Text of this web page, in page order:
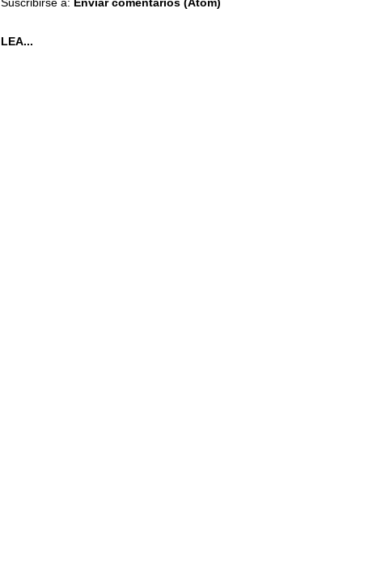
Suscribirse a: Enviar comentarios (Atom)
LEA...